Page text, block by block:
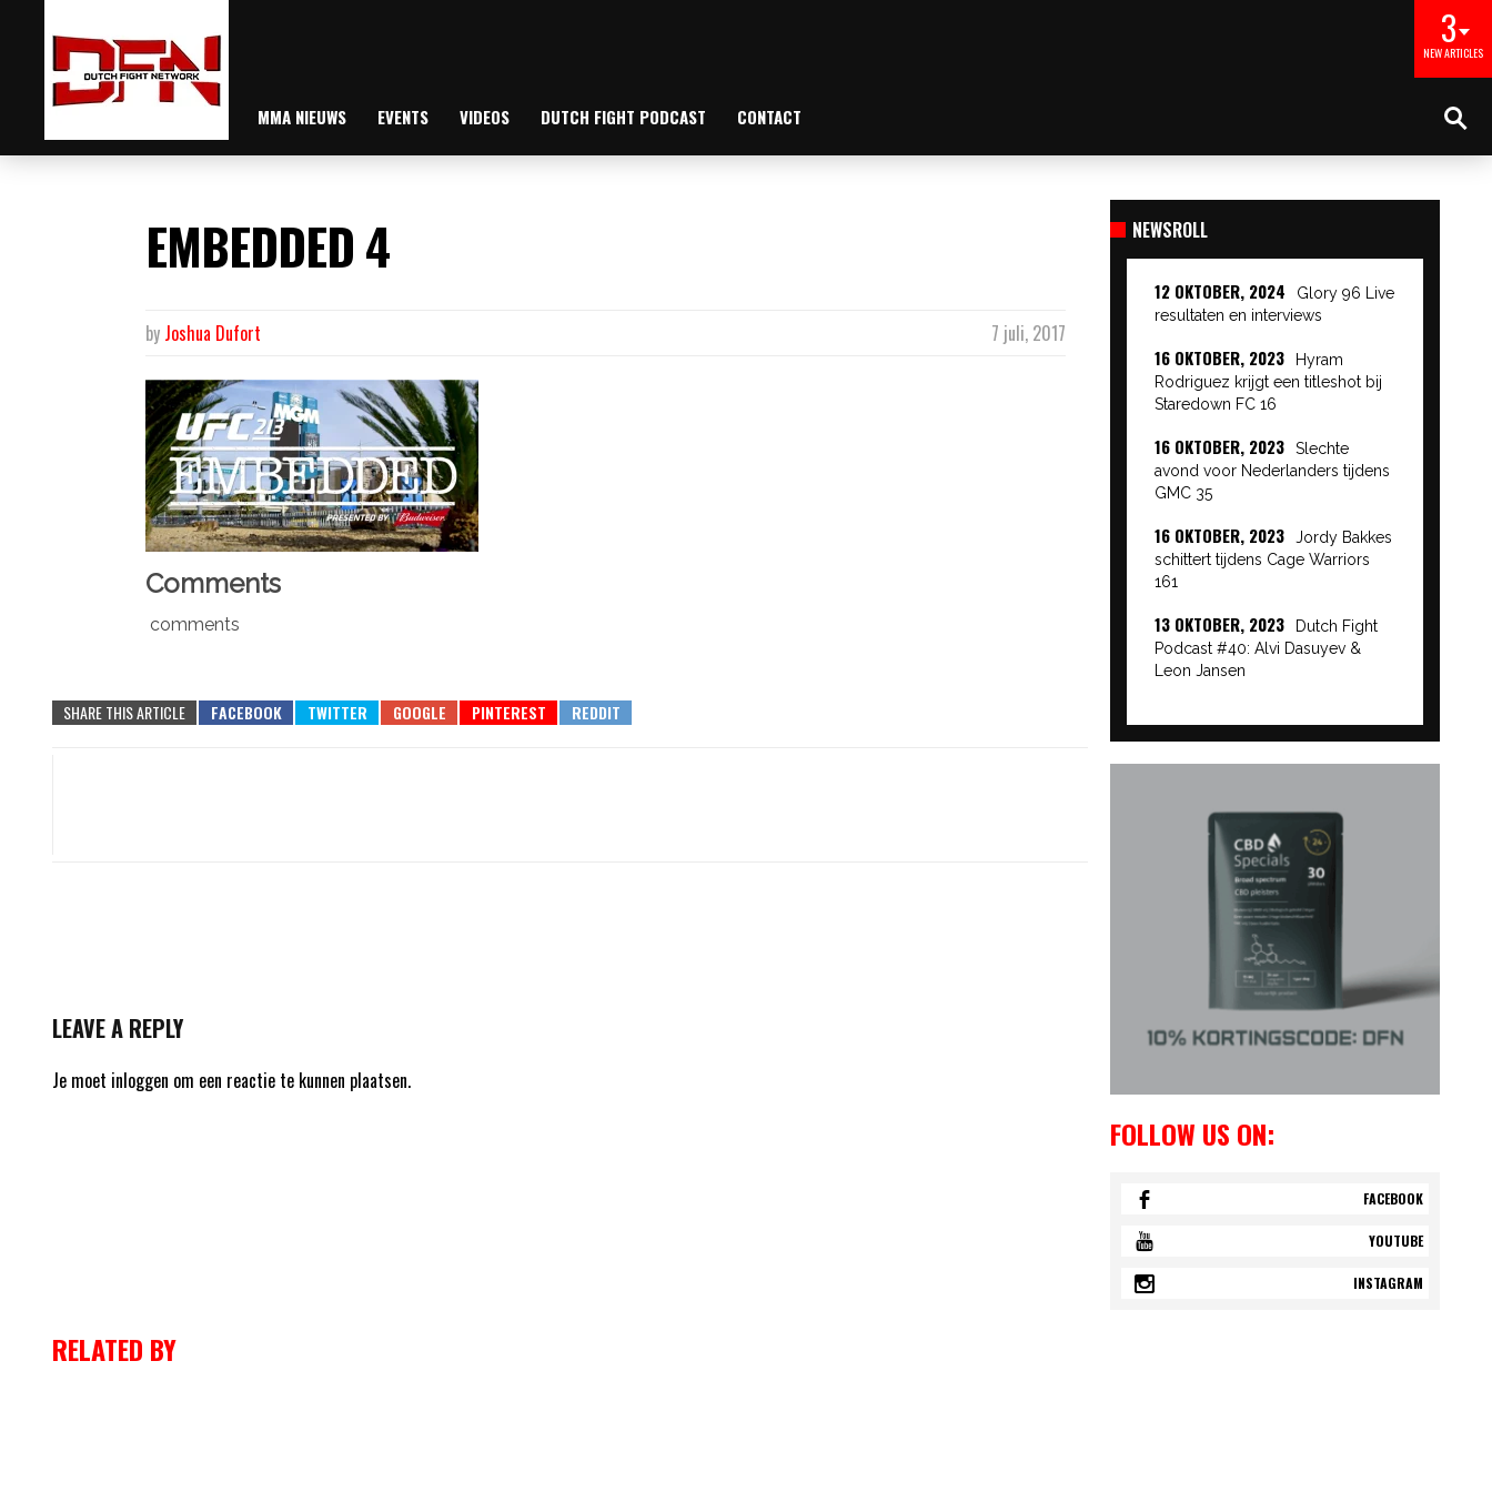
3
NEW ARTICLES
MMA NIEUWS EVENTS VIDEOS DUTCH FIGHT PODCAST CONTACT
EMBEDDED 4
7 juli, 2017
by Joshua Dufort
Comments
comments
SHARE THIS ARTICLE
LEAVE A REPLY
Je moet inloggen om een reactie te kunnen plaatsen.
NEWSROLL
12 OKTOBER, 2024
Glory 96 Live
resultaten en interviews
16 OKTOBER, 2023
Hyram
Rodriguez krijgt een titleshot bij
Staredown FC 16
16 OKTOBER, 2023
Slechte
avond voor Nederlanders tijdens
GMC 35
16 OKTOBER, 2023
Jordy Bakkes
schittert tijdens Cage Warriors
161
13 OKTOBER, 2023
Dutch Fight
Podcast #40: Alvi Dasuyev &
Leon Jansen
FOLLOW US ON:
FACEBOOK
YOUTUBE
INSTAGRAM
RELATED BY